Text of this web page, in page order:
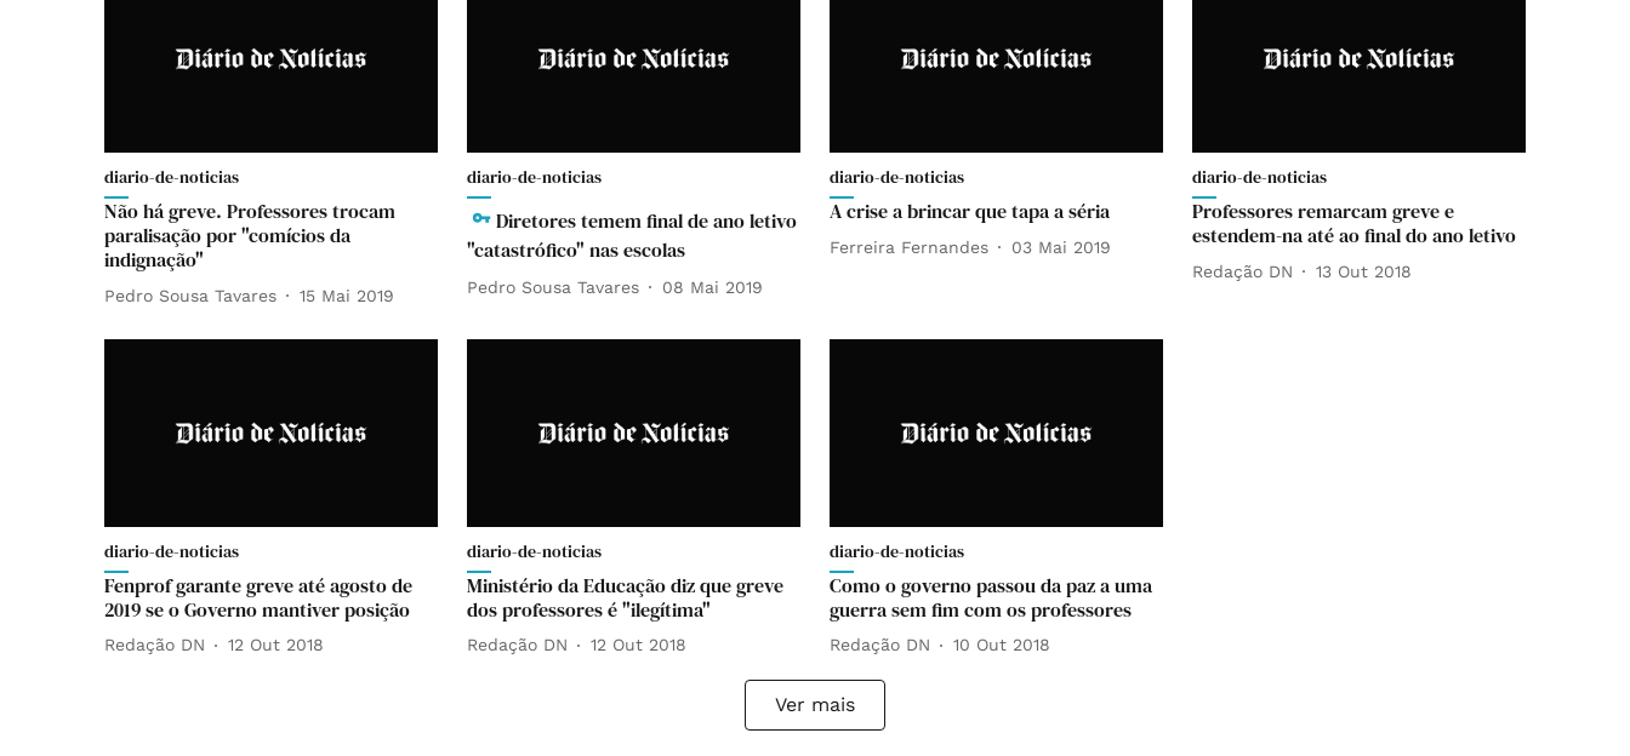
diario-de-noticias
Não há greve. Professores trocam
paralisação por "comícios da
indignação"
Pedro Sousa Tavares 15 Mai 2019
diario-de-noticias
Diretores temem final de ano letivo
"catastrófico" nas escolas
Pedro Sousa Tavares 08 Mai 2019
diario-de-noticias
A crise a brincar que tapa a séria
Ferreira Fernandes 03 Mai 2019
diario-de-noticias
Professores remarcam greve e
estendem-na até ao final do ano letivo
Redação DN 13 Out 2018
diario-de-noticias
Fenprof garante greve até agosto de
2019 se o Governo mantiver posição
Redação DN 12 Out 2018
diario-de-noticias
Ministério da Educação diz que greve
dos professores é "ilegítima"
Redação DN 12 Out 2018
diario-de-noticias
Como o governo passou da paz a uma
guerra sem fim com os professores
Redação DN 10 Out 2018
Ver mais